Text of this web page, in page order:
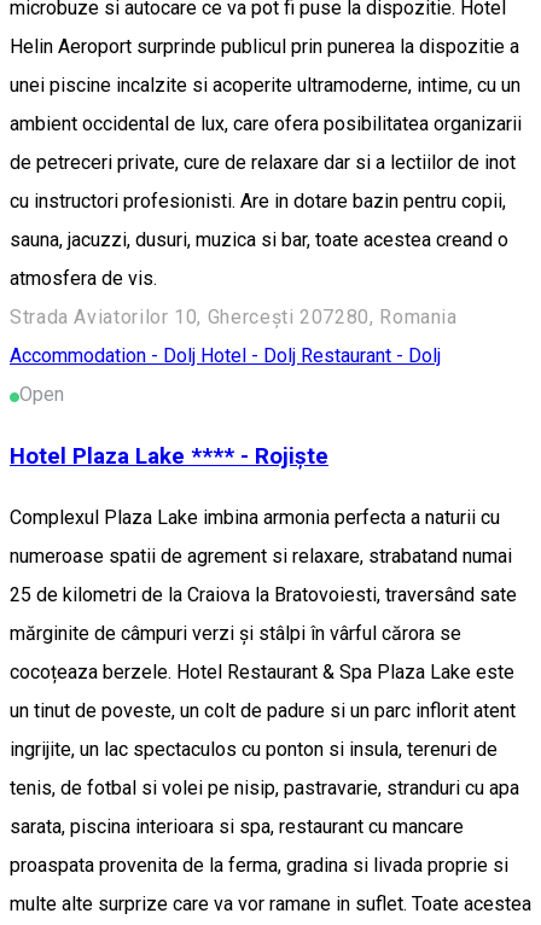
microbuze si autocare ce va pot fi puse la dispozitie. Hotel
Helin Aeroport surprinde publicul prin punerea la dispozitie a
unei piscine incalzite si acoperite ultramoderne, intime, cu un
ambient occidental de lux, care ofera posibilitatea organizarii
de petreceri private, cure de relaxare dar si a lectiilor de inot
cu instructori profesionisti. Are in dotare bazin pentru copii,
sauna, jacuzzi, dusuri, muzica si bar, toate acestea creand o
atmosfera de vis.
Strada Aviatorilor 10, Ghercești 207280, Romania
Accommodation - Dolj Hotel - Dolj Restaurant - Dolj
Open
Hotel Plaza Lake **** - Rojiște
Complexul Plaza Lake imbina armonia perfecta a naturii cu
numeroase spatii de agrement si relaxare, strabatand numai
25 de kilometri de la Craiova la Bratovoiesti, traversând sate
mărginite de câmpuri verzi și stâlpi în vârful cărora se
cocoțeaza berzele. Hotel Restaurant & Spa Plaza Lake este
un tinut de poveste, un colt de padure si un parc inflorit atent
ingrijite, un lac spectaculos cu ponton si insula, terenuri de
tenis, de fotbal si volei pe nisip, pastravarie, stranduri cu apa
sarata, piscina interioara si spa, restaurant cu mancare
proaspata provenita de la ferma, gradina si livada proprie si
multe alte surprize care va vor ramane in suflet. Toate acestea